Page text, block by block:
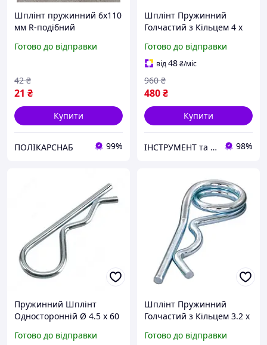
Шплінт пружинний 6x110
мм R-подібний
оцинкований шплінт
Готово до відправки
21 ₴
42 ₴
Купити
ПОЛІКАРСНАБ 99%
Шплінт Пружинний
Голчастий з Кільцем 4 х
Готово до відправки
від48₴/міс
480₴
960 ₴
Купити
ІНСТРУМЕНТ та МЕТИЗИ 98%
Пружинний Шплінт
Односторонній Ø 4.5 х 60
Готово до відправки
Шплінт Пружинний
Голчастий з Кільцем 3.2 х
Готово до відправки